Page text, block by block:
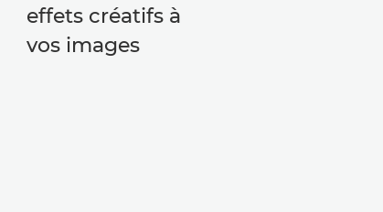
effets créatifs à
vos images